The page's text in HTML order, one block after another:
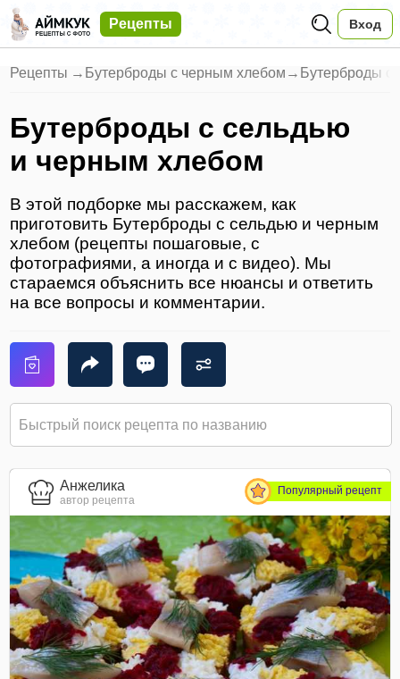
Рецепты Вход
Рецепты → Бутерброды с черным хлебом → Бутерброды с
Бутерброды с сельдью
и черным хлебом
В этой подборке мы расскажем, как
приготовить Бутерброды с сельдью и черным
хлебом (рецепты пошаговые, с
фотографиями, а иногда и с видео). Мы
стараемся объяснить все нюансы и ответить
на все вопросы и комментарии.
Анжелика
автор рецепта
Популярный рецепт